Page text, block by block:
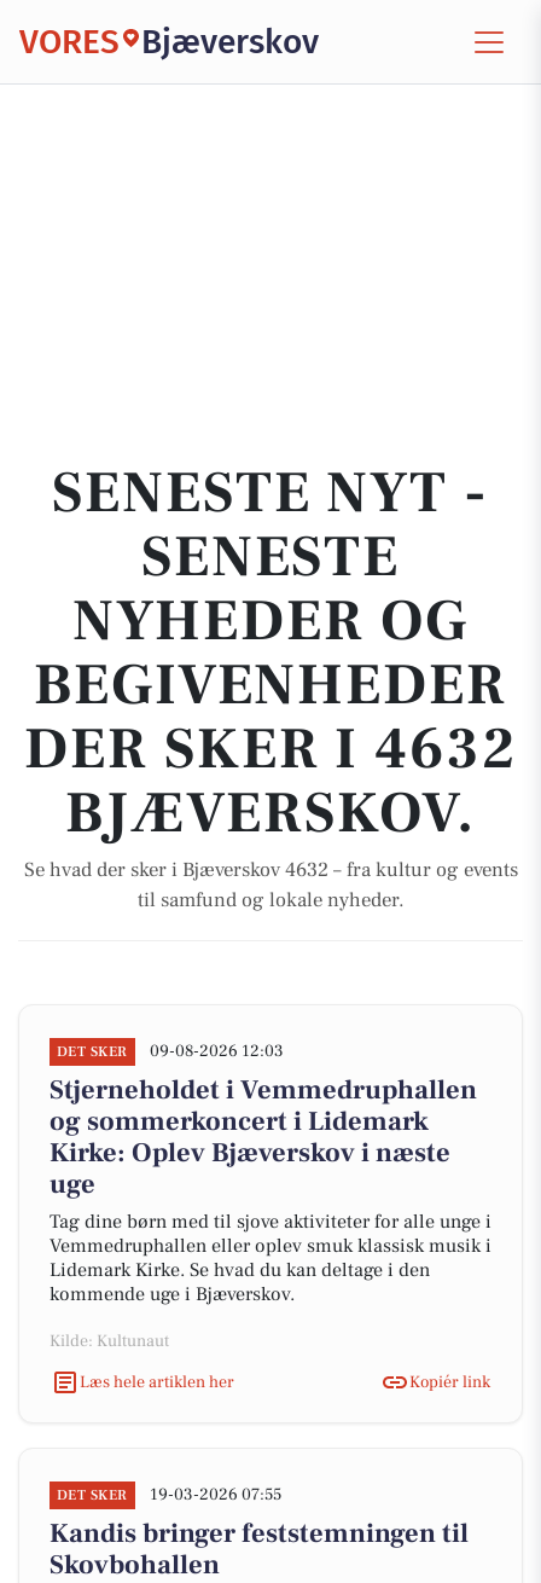
VORES Bjæverskov
SENESTE NYT -
SENESTE
NYHEDER OG
BEGIVENHEDER
DER SKER I 4632
BJÆVERSKOV.
Se hvad der sker i Bjæverskov 4632 – fra kultur og events
til samfund og lokale nyheder.
DET SKER 09-08-2026 12:03
Stjerneholdet i Vemmedruphallen
og sommerkoncert i Lidemark
Kirke: Oplev Bjæverskov i næste
uge
Tag dine børn med til sjove aktiviteter for alle unge i
Vemmedruphallen eller oplev smuk klassisk musik i
Lidemark Kirke. Se hvad du kan deltage i den
kommende uge i Bjæverskov.
Kilde: Kultunaut
Læs hele artiklen her
Kopiér link
DET SKER 19-03-2026 07:55
Kandis bringer feststemningen til
Skovbohallen